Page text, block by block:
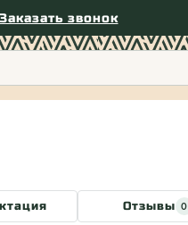
звонок
Отзывы 0